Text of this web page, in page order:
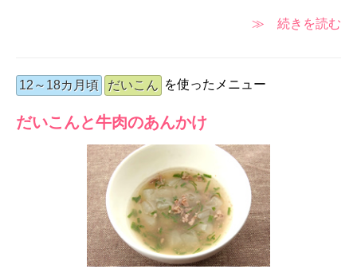
≫ 続きを読む
12～18カ月頃 だいこん を使ったメニュー
だいこんと牛肉のあんかけ